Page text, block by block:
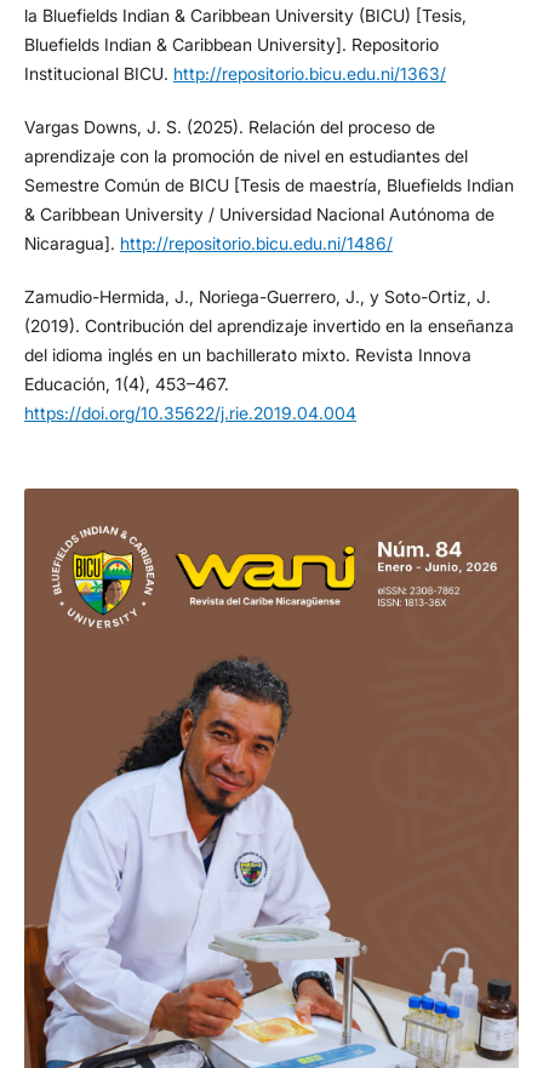
la Bluefields Indian & Caribbean University (BICU) [Tesis,
Bluefields Indian & Caribbean University]. Repositorio
Institucional BICU. http://repositorio.bicu.edu.ni/1363/
Vargas Downs, J. S. (2025). Relación del proceso de
aprendizaje con la promoción de nivel en estudiantes del
Semestre Común de BICU [Tesis de maestría, Bluefields Indian
& Caribbean University / Universidad Nacional Autónoma de
Nicaragua]. http://repositorio.bicu.edu.ni/1486/
Zamudio-Hermida, J., Noriega-Guerrero, J., y Soto-Ortiz, J.
(2019). Contribución del aprendizaje invertido en la enseñanza
del idioma inglés en un bachillerato mixto. Revista Innova
Educación, 1(4), 453–467.
https://doi.org/10.35622/j.rie.2019.04.004